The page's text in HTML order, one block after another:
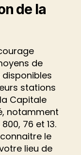
de la
de
stations
Capitale
notamment
76 et 13.
le
lieu de